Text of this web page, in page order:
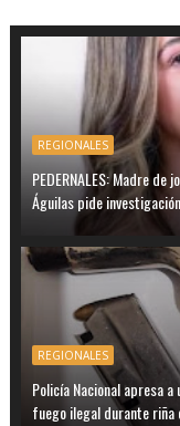
REGIONALES
PEDERNALES: Madre
Águilas pide
REGIONALES
Policía Nacional apresa
fuego ilegal durante riña